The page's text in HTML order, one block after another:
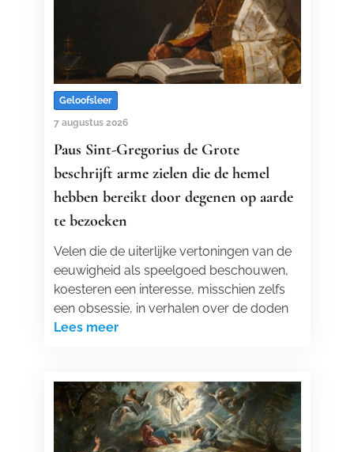
Geloofsleer
7 augustus 2026
Paus Sint-Gregorius de Grote
beschrijft arme zielen die de hemel
hebben bereikt door degenen op aarde
te bezoeken
Velen die de uiterlijke vertoningen van de
eeuwigheid als speelgoed beschouwen,
koesteren een interesse, misschien zelfs
een obsessie, in verhalen over de doden
Lees meer